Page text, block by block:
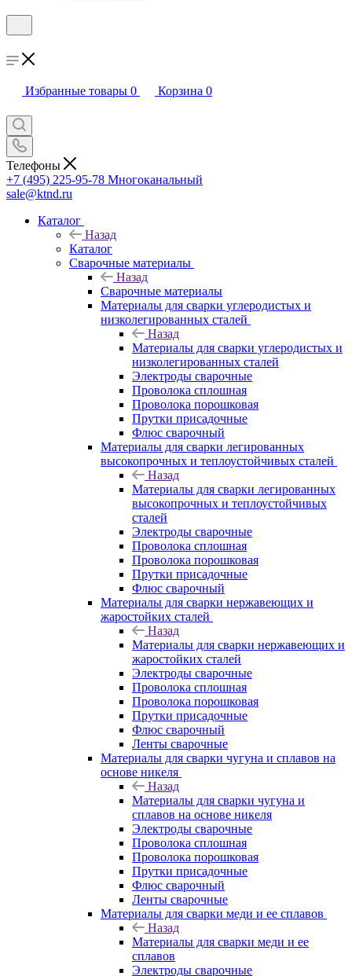
Избранные товары 0 Корзина 0
Телефоны
+7 (495) 225-95-78 Многоканальный
sale@ktnd.ru
Каталог
Назад
Каталог
Сварочные материалы
Назад
Сварочные материалы
Материалы для сварки углеродистых и
низколегированных сталей
Назад
Материалы для сварки углеродистых и
низколегированных сталей
Электроды сварочные
Проволока сплошная
Проволока порошковая
Прутки присадочные
Флюс сварочный
Материалы для сварки легированных
высокопрочных и теплоустойчивых сталей
Назад
Материалы для сварки легированных
высокопрочных и теплоустойчивых
сталей
Электроды сварочные
Проволока сплошная
Проволока порошковая
Прутки присадочные
Флюс сварочный
Материалы для сварки нержавеющих и
жаростойких сталей
Назад
Материалы для сварки нержавеющих и
жаростойких сталей
Электроды сварочные
Проволока сплошная
Проволока порошковая
Прутки присадочные
Флюс сварочный
Ленты сварочные
Материалы для сварки чугуна и сплавов на
основе никеля
Назад
Материалы для сварки чугуна и
сплавов на основе никеля
Электроды сварочные
Проволока сплошная
Проволока порошковая
Прутки присадочные
Флюс сварочный
Ленты сварочные
Материалы для сварки меди и ее сплавов
Назад
Материалы для сварки меди и ее
сплавов
Электроды сварочные